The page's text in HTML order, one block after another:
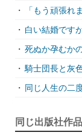
・
「もう頑張れ
・ 白い結婚です
・ 死ぬか孕むか
・ 騎士団長と灰
・ 同じ人生の二
同じ出版社作